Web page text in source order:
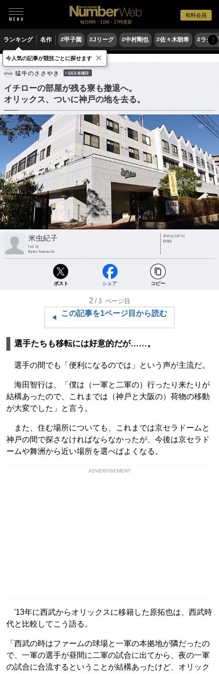
有料会員
毎日6時・11時・17時更新
ランキング 名作 #甲子園 #Jリーグ #中村剛也 #佐々木朗希 #ラグ〉
野球 プロ野球
猛牛のささやき BACK NUMBER
イチローの部屋が残る寮も撤退へ。
オリックス、ついに神戸の地を去る。
米虫紀子
text by
Noriko Yonemushi
photograph by
KYODO
ポスト シェア コピー
2 /3 ページ目
この記事を1ページ目から読む
選手たちも移転には好意的だが……。
選手の間でも「便利になるのでは」という声が主流だ。
海田智行は、「僕は（一軍と二軍の）行ったり来たりが
結構あったので、これまでは（神戸と大阪の）荷物の移動
が大変でした」と言う。
また、住む場所についても、これまでは京セラドームと
神戸の間で探さなければならなかったが、今後は京セラド
ームや舞洲から近い場所を選べばよくなる。
ADVERTISEMENT
'13年に西武からオリックスに移籍した原拓也は、西武時
代と比較してこう語る。
「西武の時はファームの球場と一軍の本拠地が隣だったの
で、一軍の選手が昼間に二軍の試合に出てから、夜の一軍
の試合に合流するということが結構あったけど、オリック
今人気の記事が競技ごとに探せます ×